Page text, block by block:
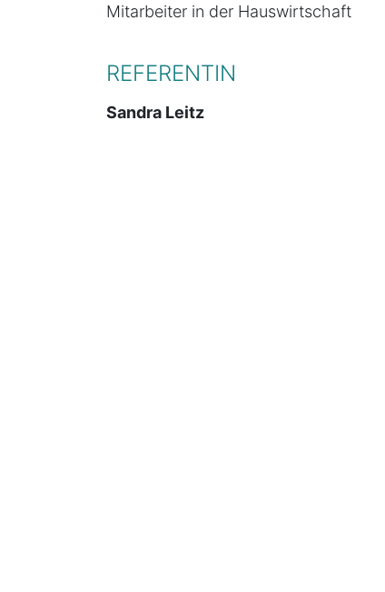
Mitarbeiter in der Hauswirtschaft
REFERENTIN
Sandra Leitz